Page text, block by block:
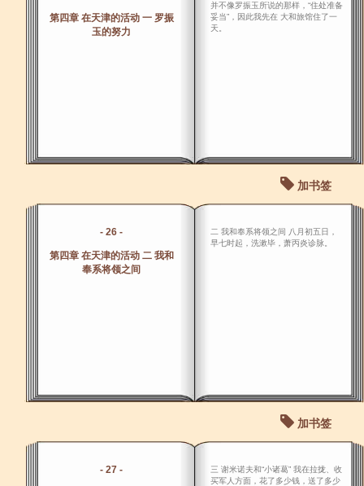
第四章 在天津的活动 一 罗振
玉的努力
并不像罗振玉所说的那样，“住处准备
妥当”，因此我先在 大和旅馆住了一
天。
加书签
- 26 -
第四章 在天津的活动 二 我和
奉系将领之间
二 我和奉系将领之间 八月初五日，
早七时起，洗漱毕，萧丙炎诊脉。
加书签
- 27 -
三 谢米诺夫和“小诸葛” 我在拉拢、收
买军人方面，花了多少钱，送了多少